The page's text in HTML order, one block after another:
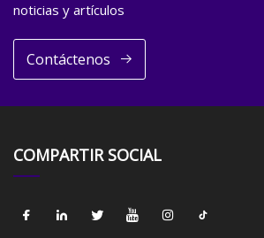
noticias y artículos
Contáctenos
COMPARTIR SOCIAL